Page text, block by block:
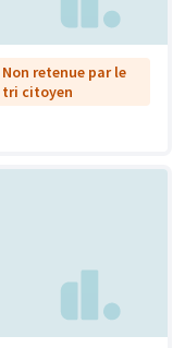
Non retenue par le
tri citoyen